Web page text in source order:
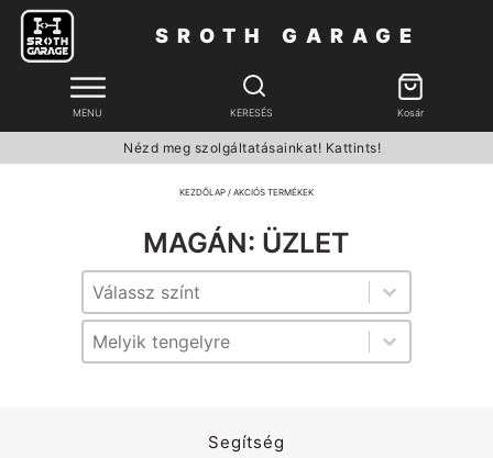
SROTH GARAGE
MENU KERESÉS Kosár
Nézd meg szolgáltatásainkat! Kattints!
KEZDŐLAP / AKCIÓS TERMÉKEK
MAGÁN: ÜZLET
Szín
Szín
tengely
tengely
Segítség